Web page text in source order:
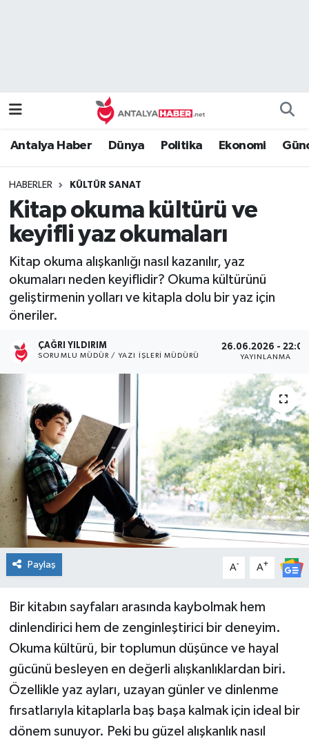
Antalya Haber Dünya Politika Ekonomi
HABERLER KÜLTÜR SANAT
Kitap okuma kültürü ve
keyifli yaz okumaları
Kitap okuma alışkanlığı nasıl kazanılır, yaz
okumaları neden keyiflidir? Okuma kültürünü
geliştirmenin yolları ve kitapla dolu bir yaz için
öneriler.
ÇAĞRI YILDIRIM
SORUMLU MÜDÜR / YAZI İŞLERI MÜDÜRÜ
26.06.2026 - 22:00
YAYINLANMA
Paylaş A- A+
Bir kitabın sayfaları arasında kaybolmak hem
dinlendirici hem de zenginleştirici bir deneyim.
Okuma kültürü, bir toplumun düşünce ve hayal
gücünü besleyen en değerli alışkanlıklardan biri.
Özellikle yaz ayları, uzayan günler ve dinlenme
fırsatlarıyla kitaplarla baş başa kalmak için ideal bir
dönem sunuyor. Peki bu güzel alışkanlık nasıl
Genel
Güncel
Güvenlik
Medya
Politika
Sağlık
Spor
Turizm
Namaz Vakitleri
Tüm Manşetler
Son Dakika Haberleri
Haber Arşivi